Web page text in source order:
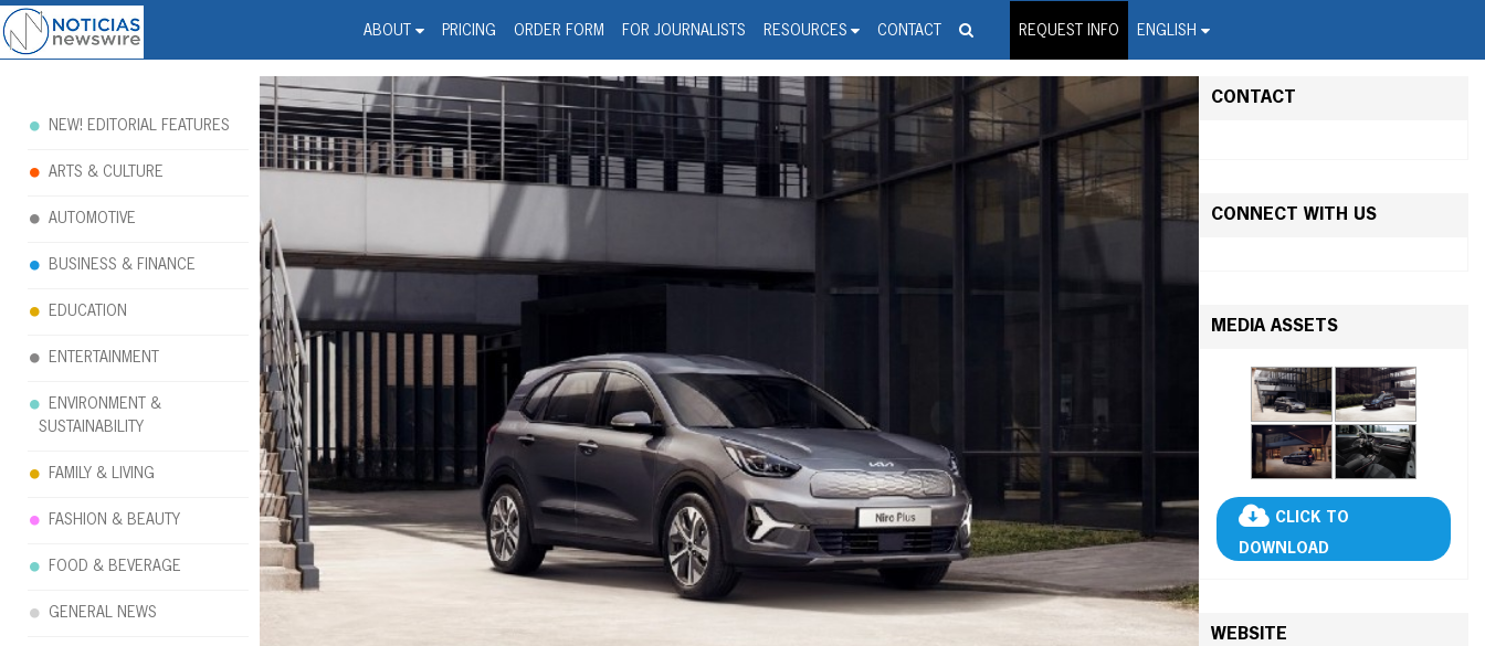
ABOUT PRICING ORDER FORM FOR JOURNALISTS RESOURCES CONTACT REQUEST INFO ENGLISH
Noticias Newswire - Hispanic Press Release Distribution Wire Service
CONTACT
CONNECT WITH US
MEDIA ASSETS
CLICK TO
DOWNLOAD
WEBSITE
NEW! EDITORIAL FEATURES
ARTS & CULTURE
AUTOMOTIVE
BUSINESS & FINANCE
EDUCATION
ENTERTAINMENT
ENVIRONMENT &
SUSTAINABILITY
FAMILY & LIVING
FASHION & BEAUTY
FOOD & BEVERAGE
GENERAL NEWS